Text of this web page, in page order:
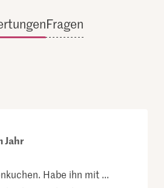
Fragen
Jahr
Habe ihn mit ...